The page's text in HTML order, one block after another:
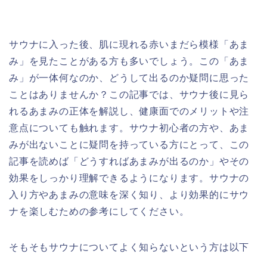
サウナに入った後、肌に現れる赤いまだら模様「あま
み」を見たことがある方も多いでしょう。この「あま
み」が一体何なのか、どうして出るのか疑問に思った
ことはありませんか？この記事では、サウナ後に見ら
れるあまみの正体を解説し、健康面でのメリットや注
意点についても触れます。サウナ初心者の方や、あま
みが出ないことに疑問を持っている方にとって、この
記事を読めば「どうすればあまみが出るのか」やその
効果をしっかり理解できるようになります。サウナの
入り方やあまみの意味を深く知り、より効果的にサウ
ナを楽しむための参考にしてください。
そもそもサウナについてよく知らないという方は以下